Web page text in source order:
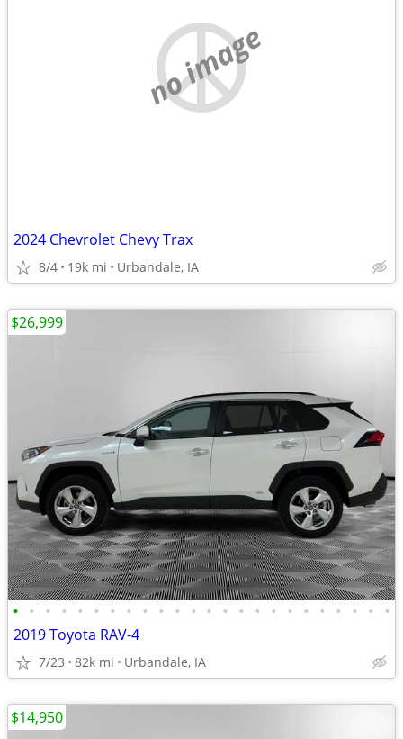
no image
2024 Chevrolet Chevy Trax
8/4 19k mi Urbandale, IA
• • • • • • • • • • • • • • • • • • • • • • • •
2019 Toyota RAV-4
7/23 82k mi Urbandale, IA
$26,999
$14,950